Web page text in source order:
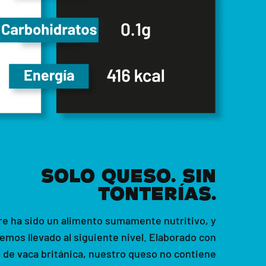
SOLO QUESO. SIN
TONTERÍAS.
ha sido un alimento sumamente nutritivo, y
llevado al siguiente nivel. Elaborado con
de vaca británica, nuestro queso no contiene